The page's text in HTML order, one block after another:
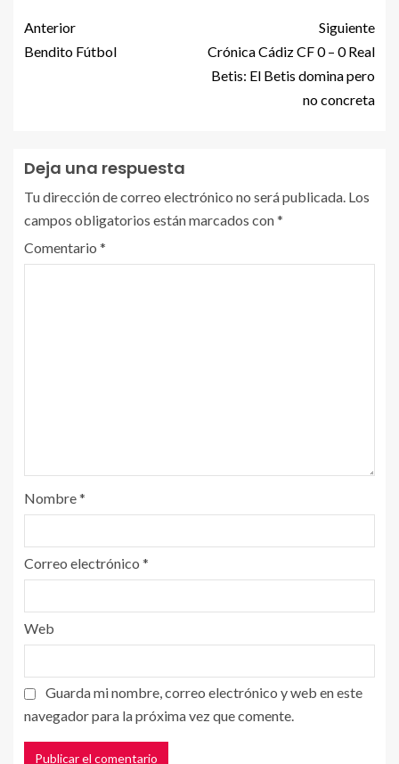
Anterior
Bendito Fútbol
Siguiente
Crónica Cádiz CF 0 – 0 Real
Betis: El Betis domina pero
no concreta
Deja una respuesta
Tu dirección de correo electrónico no será publicada. Los
campos obligatorios están marcados con*
Comentario *
Nombre*
Correo electrónico *
Web
Guarda mi nombre, correo electrónico y web en este
navegador para la próxima vez que comente.